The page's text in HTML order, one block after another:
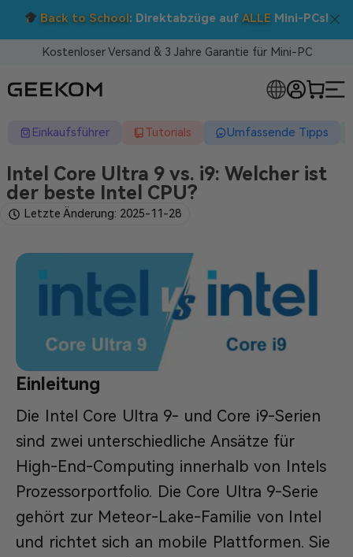
Nutzen Sie den Code BTS05 im Warenkorb.
Kostenloser Versand & 3 Jahre Garantie für Mini-PC
Einkaufsführer Tutorials Umfassende Tipps
Intel Core Ultra 9 vs. i9: Welcher ist
der beste Intel CPU?
Letzte Änderung: 2025-11-28
Einleitung
Die Intel Core Ultra 9- und Core i9-Serien
sind zwei unterschiedliche Ansätze für
High-End-Computing innerhalb von Intels
Prozessorportfolio. Die Core Ultra 9-Serie
gehört zur Meteor-Lake-Familie von Intel
und richtet sich an mobile Plattformen. Sie
MINI-PCS